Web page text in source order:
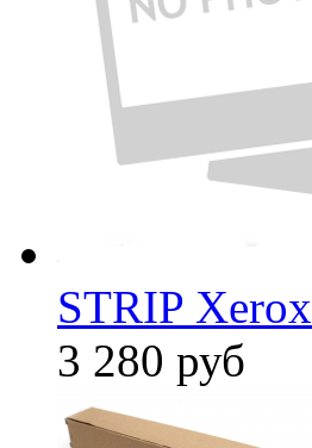
STRIP Xerox
3 280 руб